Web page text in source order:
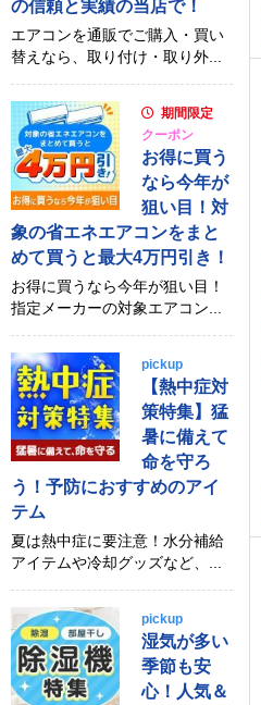
の信頼と実績の当店で！
エアコンを通販でご購入・買い
替えなら、取り付け・取り外...
期間限定
クーポン
お得に買う
なら今年が
狙い目！対
象の省エネエアコンをまと
めて買うと最大4万円引き！
お得に買うなら今年が狙い目！
指定メーカーの対象エアコン...
pickup
【熱中症対
策特集】猛
暑に備えて
命を守ろ
う！予防におすすめのアイ
テム
夏は熱中症に要注意！水分補給
アイテムや冷却グッズなど、...
pickup
湿気が多い
季節も安
心！人気＆